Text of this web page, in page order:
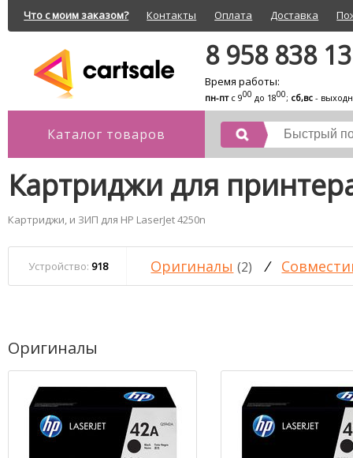
Что с моим заказом? Контакты Оплата Доставка
8 958 838
Время работы:
пн-птс 900 до 1800; сб,вс -
Каталог товаров
Картриджи для
Картриджи, и ЗИП для HP LaserJet 4250n
Устройство: 918 Оригиналы (2) /
Оригиналы